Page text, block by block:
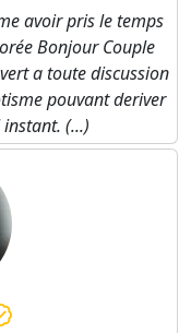
avoir pris le temps
Bonjour Couple
a toute discussion
pouvant deriver
(...)